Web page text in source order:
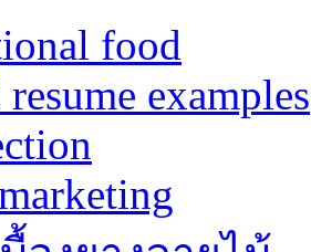
food
examples